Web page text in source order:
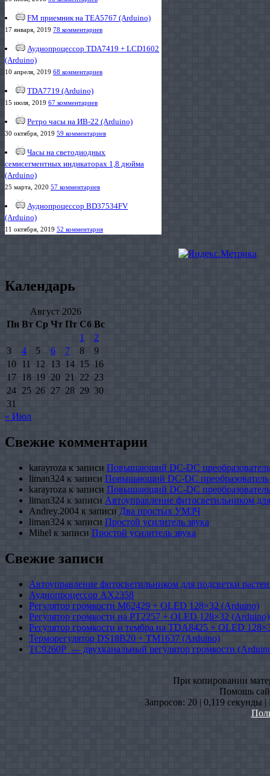
FM приемник на TEA5767 (Arduino)
17 января, 2019 78 комментариев
Аудиопроцессор TDA7419 + LCD1602
(Arduino)
10 апреля, 2019 68 комментариев
TDA7719 (Arduino)
15 июля, 2019 67 комментариев
Ретро часы на ИВ-22 (Arduino)
30 октября, 2019 59 комментариев
Часы на светодиодных
семисегментных индикаторах 1,8 дюйма
(Arduino)
25 марта, 2020 57 комментариев
Аудиопроцессор BD37534FV
(Arduino)
11 октября, 2019 52 комментария
Календарь
Август 2026
Пн Вт Ср Чт Пт Сб Вс
1
2
3
4 5 6 7 8
9
10 11 12 13 14 15 16
17
18 19 20 21 22 23
24 25 26 27 28 29 30
31
« Июл
Свежие комментарии
karayroza к записи Повышающий DC-DC
liman324 к записи Повышающий DC-DC
karayroza к записи Повышающий DC-DC
liman324 к записи Автоуправление фитосветильником
Andrey.2004 к записи Два простых УМЗЧ
liman324 к записи Простой усилитель звука
Mihel к записи Простой усилитель звука
Свежие записи
Автоуправление фитосветильником для подсветки
Аудиопроцессор AX2358
Регулятор громкости M62429 + OLED 128×32 (Arduino)
Регулятор громкости на PT2257 + OLED 128×32 (Arduino)
Регулятор громкости и тембра на TDA8425 + OLED
Терморегулятор DS18B20 + TM1637 (Arduino)
TC9260P — двухканальный регулятор громкости
При копировании
Помошь
Запросов: 20 | 0,119 секунды